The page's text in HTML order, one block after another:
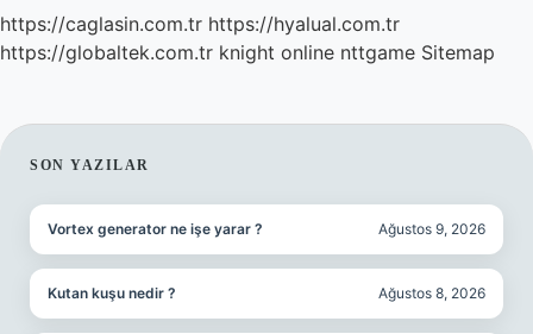
https://caglasin.com.tr https://hyalual.com.tr
https://globaltek.com.tr knight online nttgame Sitemap
SIDEBAR
SON YAZILAR
Vortex generator ne işe yarar ? Ağustos 9, 2026
Kutan kuşu nedir ? Ağustos 8, 2026